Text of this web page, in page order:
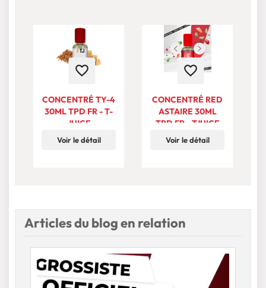
favorite_border
CONCENTRÉ TY-4
30ML TPD FR - T-
JUICE
Voir le détail
favorite_border
CONCENTRÉ RED
ASTAIRE 30ML
TPD FR - TJUICE
Voir le détail
Articles du blog en relation